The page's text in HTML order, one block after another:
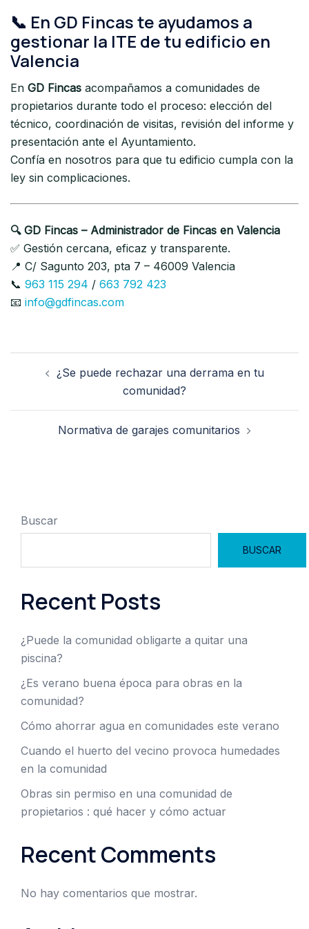
📞 En GD Fincas te ayudamos a
gestionar la ITE de tu edificio en
Valencia
En GD Fincas acompañamos a comunidades de
propietarios durante todo el proceso: elección del
técnico, coordinación de visitas, revisión del informe y
presentación ante el Ayuntamiento.
Confía en nosotros para que tu edificio cumpla con la
ley sin complicaciones.
🔍 GD Fincas – Administrador de Fincas en Valencia
✅ Gestión cercana, eficaz y transparente.
📍 C/ Sagunto 203, pta 7 – 46009 Valencia
📞 963 115 294 / 663 792 423
📧 info@gdfincas.com
Navegación¿Se puede rechazar una derrama en tu
comunidad?
Normativa de garajes comunitarios
Buscar
BUSCAR
Recent Posts
¿Puede la comunidad obligarte a quitar una
piscina?
¿Es verano buena época para obras en la
comunidad?
Cómo ahorrar agua en comunidades este verano
Cuando el huerto del vecino provoca humedades
en la comunidad
Obras sin permiso en una comunidad de
propietarios : qué hacer y cómo actuar
Recent Comments
No hay comentarios que mostrar.